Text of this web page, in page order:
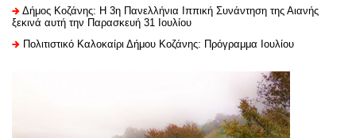
Δήμος Κοζάνης: Η 3η Πανελλήνια Ιππική Συνάντηση της Αιανής
ξεκινά αυτή την Παρασκευή 31 Ιουλίου
Πολιτιστικό Καλοκαίρι Δήμου Κοζάνης: Πρόγραμμα Ιουλίου